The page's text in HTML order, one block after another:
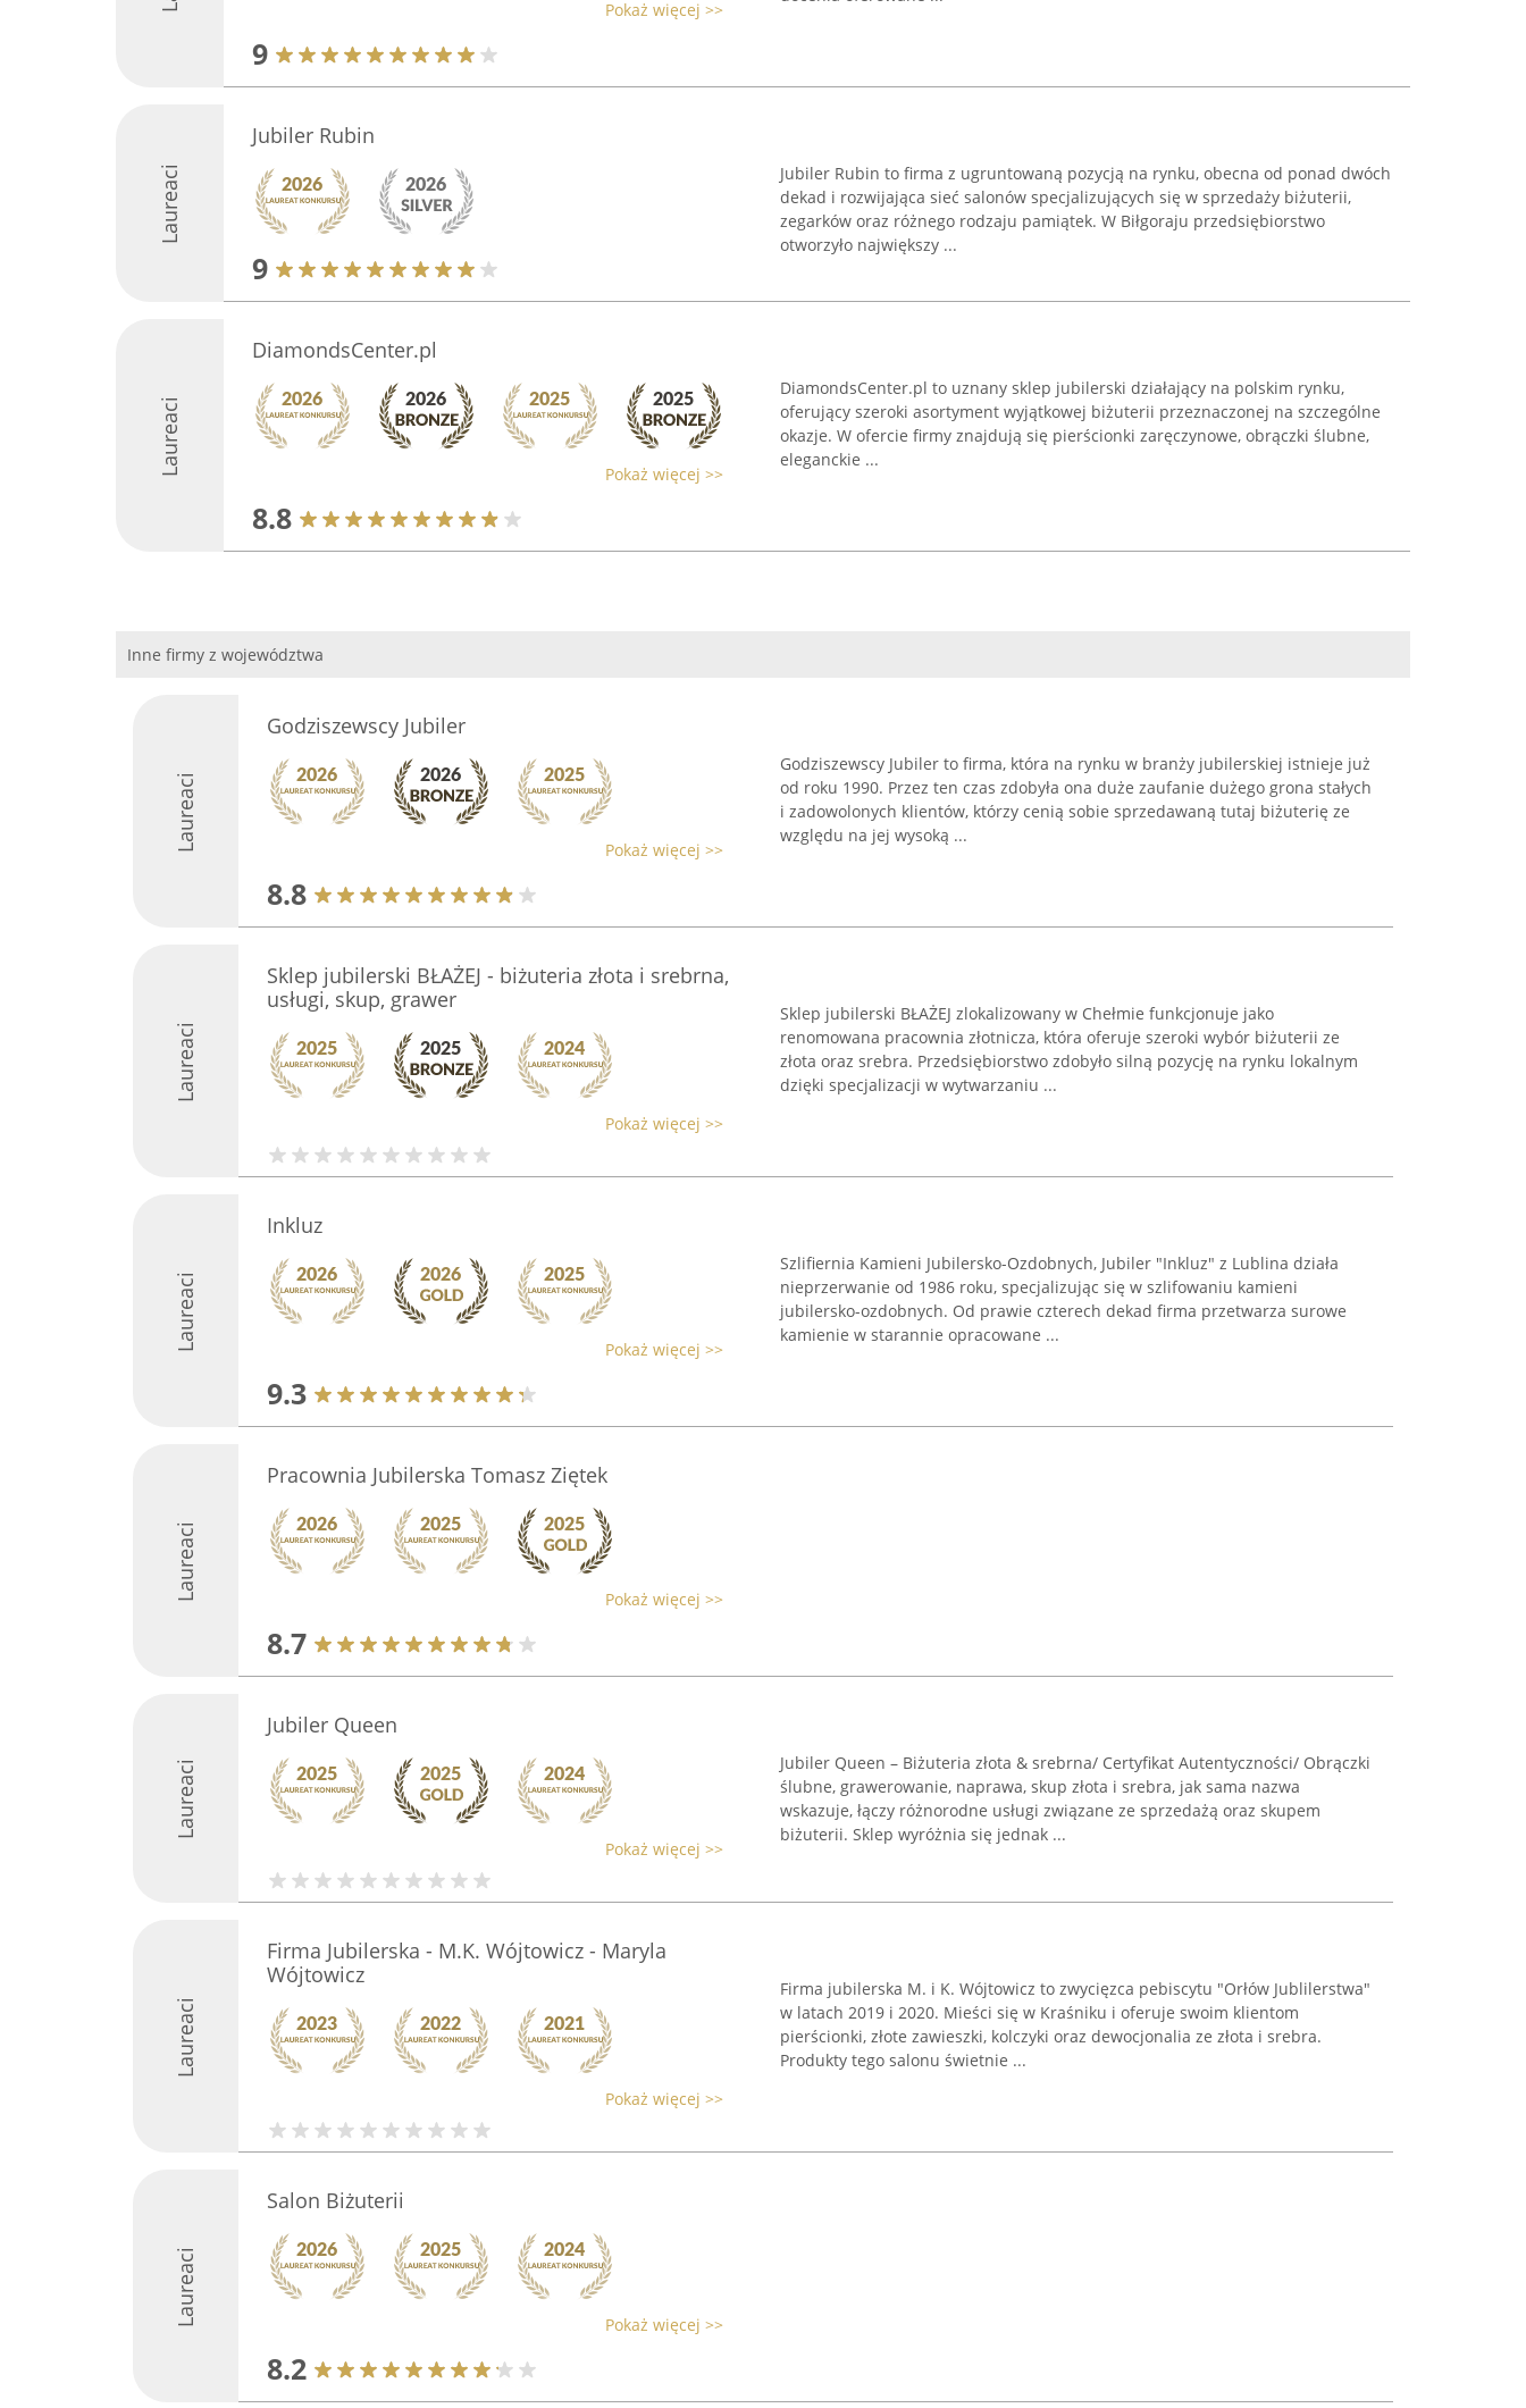
Pokaż więcej >>
9
Laureaci
Jubiler Rubin
9
Jubiler Rubin to firma z ugruntowaną pozycją na rynku, obecna od ponad dwóch
dekad i rozwijająca sieć salonów specjalizujących się w sprzedaży biżuterii,
zegarków oraz różnego rodzaju pamiątek. W Biłgoraju przedsiębiorstwo
otworzyło największy ...
Laureaci
DiamondsCenter.pl
Pokaż więcej >>
8.8
DiamondsCenter.pl to uznany sklep jubilerski działający na polskim rynku,
oferujący szeroki asortyment wyjątkowej biżuterii przeznaczonej na szczególne
okazje. W ofercie firmy znajdują się pierścionki zaręczynowe, obrączki ślubne,
eleganckie ...
Inne firmy z województwa
Laureaci
Godziszewscy Jubiler
Pokaż więcej >>
8.8
Godziszewscy Jubiler to firma, która na rynku w branży jubilerskiej istnieje już
od roku 1990. Przez ten czas zdobyła ona duże zaufanie dużego grona stałych
i zadowolonych klientów, którzy cenią sobie sprzedawaną tutaj biżuterię ze
względu na jej wysoką ...
Laureaci
Sklep jubilerski BŁAŻEJ - biżuteria złota i srebrna,
usługi, skup, grawer
Pokaż więcej >>
Sklep jubilerski BŁAŻEJ zlokalizowany w Chełmie funkcjonuje jako
renomowana pracownia złotnicza, która oferuje szeroki wybór biżuterii ze
złota oraz srebra. Przedsiębiorstwo zdobyło silną pozycję na rynku lokalnym
dzięki specjalizacji w wytwarzaniu ...
Laureaci
Inkluz
Pokaż więcej >>
9.3
Szlifiernia Kamieni Jubilersko-Ozdobnych, Jubiler "Inkluz" z Lublina działa
nieprzerwanie od 1986 roku, specjalizując się w szlifowaniu kamieni
jubilersko-ozdobnych. Od prawie czterech dekad firma przetwarza surowe
kamienie w starannie opracowane ...
Laureaci
Pracownia Jubilerska Tomasz Ziętek
Pokaż więcej >>
8.7
Laureaci
Jubiler Queen
Pokaż więcej >>
Jubiler Queen – Biżuteria złota & srebrna/ Certyfikat Autentyczności/ Obrączki
ślubne, grawerowanie, naprawa, skup złota i srebra, jak sama nazwa
wskazuje, łączy różnorodne usługi związane ze sprzedażą oraz skupem
biżuterii. Sklep wyróżnia się jednak ...
Laureaci
Firma Jubilerska - M.K. Wójtowicz - Maryla
Wójtowicz
Pokaż więcej >>
Firma jubilerska M. i K. Wójtowicz to zwycięzca pebiscytu "Orłów Jublilerstwa"
w latach 2019 i 2020. Mieści się w Kraśniku i oferuje swoim klientom
pierścionki, złote zawieszki, kolczyki oraz dewocjonalia ze złota i srebra.
Produkty tego salonu świetnie ...
Laureaci
Salon Biżuterii
Pokaż więcej >>
8.2